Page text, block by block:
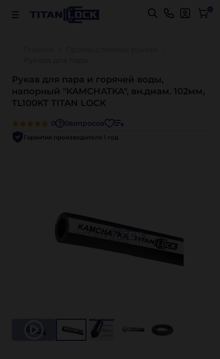
Важно! Для оплаты заказов Подробнее 0
Рукав для пара и горячей воды,
напорный "KAMCHATKA", вн.диам. 102мм,
TL100KT TITAN LOCK
0 0вопросов
Гарантия производителя 1 год